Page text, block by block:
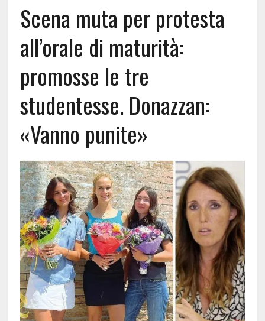
Scena muta per protesta
all’orale di maturità:
promosse le tre
studentesse. Donazzan:
«Vanno punite»